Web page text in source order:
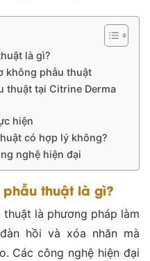
là gì?
không phẫu thuật
thuật tại Citrine Derma
hiện
có hợp lý không?
nghệ hiện đại
thuật là gì?
thuật là phương pháp làm
hồi và xóa nhăn mà
Các công nghệ hiện đại